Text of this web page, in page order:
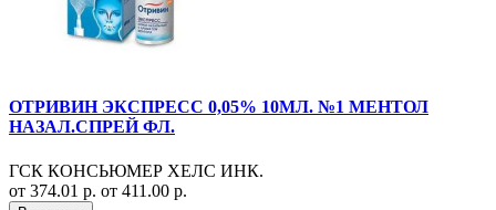
ОТРИВИН ЭКСПРЕСС 0,05% 10МЛ. №1 МЕНТОЛ
НАЗАЛ.СПРЕЙ ФЛ.
ГСК КОНСЬЮМЕР ХЕЛС ИНК.
от 374.01 р. от 411.00 р.